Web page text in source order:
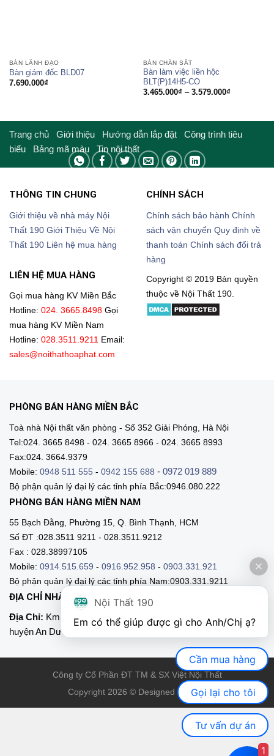
BÀN LÃNH ĐẠO
Bàn giám đốc BLD07
7.690.000₫
BÀN CHÂN SẮT
Bàn làm việc liền hộc
BLT(P)14H5-CO
3.465.000₫ – 3.579.000₫Khoảng
đến
Trang chủ Giới thiệu Hướng dẫn lắp đặt Công trình tiêu
biểu
Bảng mã màu Tin nội thất
THÔNG TIN CHUNG
Giới thiệu về nhà máy Nội
Thất 190 Giới Thiệu Về Nội
Thất 190 Liên hệ mua hàng
CHÍNH SÁCH
Chính sách bảo hành Chính
sách vận chuyển Quy định về
thanh toán Chính sách đổi trả
hàng
LIÊN HỆ MUA HÀNG
Gọi mua hàng KV Miền Bắc
Hotline: 024. 3665.8498 Gọi
mua hàng KV Miền Nam
Hotline: 028.3511.9211 Email:
sales@noithathoaphat.com
Copyright © 2019 Bản quyền
thuộc về Nội Thất 190.
PHÒNG BÁN HÀNG MIỀN BẮC
Toà nhà Nội thất văn phòng - Số 352 Giải Phóng, Hà Nội
Tel:024. 3665 8498 - 024. 3665 8966 - 024. 3665 8993
Fax:024. 3664.9379
Mobile: 0948 511 555 - 0942 155 688 - 0972 019 889
Bộ phận quản lý đại lý các tỉnh phía Bắc:0946.080.222
PHÒNG BÁN HÀNG MIỀN NAM
55 Bạch Đằng, Phường 15, Q. Bình Thạnh, HCM
Số ĐT :028.3511 9211 - 028.3511.9212
Fax : 028.38997105
Mobile: 0914.515.659 - 0916.952.958 - 0903.331.921
Bộ phận quản lý đại lý các tỉnh phía Nam:0903.331.9211
ĐỊA CHỈ NHÀ MÁY SẢN XUẤT
Địa Chỉ: Km 89, Quốc lộ 5 , Thôn Mỹ Tranh, xã Nam Sơn,
huyện An Dương, Hải Phòng
Công ty Cổ Phần ĐT TM & SX Việt Nội Thất
Copyright 2026 © Designed by VNT
Nội Thất 190
Cần mua hàng
Gọi lại cho tôi
Tư vấn dự án
1